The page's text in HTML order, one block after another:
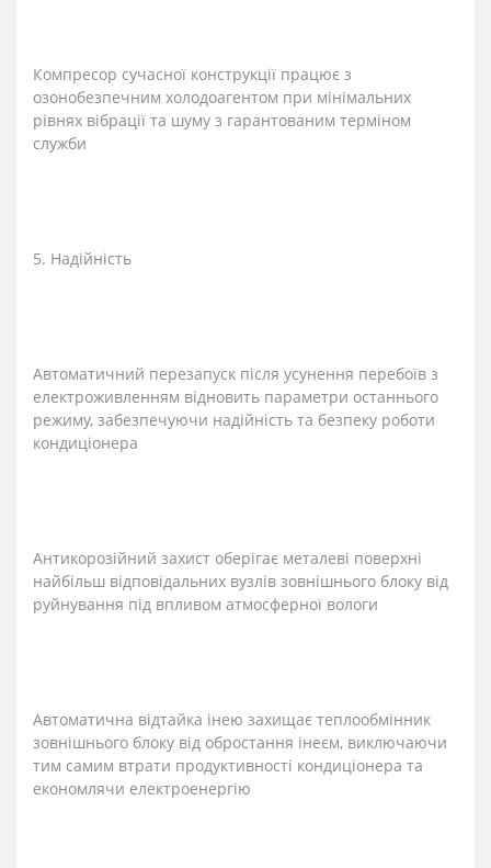
Компресор сучасної конструкції працює з
озонобезпечним холодоагентом при мінімальних
рівнях вібрації та шуму з гарантованим терміном
служби
5. Надійність
Автоматичний перезапуск після усунення перебоїв з
електроживленням відновить параметри останнього
режиму, забезпечуючи надійність та безпеку роботи
кондиціонера
Антикорозійний захист оберігає металеві поверхні
найбільш відповідальних вузлів зовнішнього блоку від
руйнування під впливом атмосферної вологи
Автоматична відтайка інею захищає теплообмінник
зовнішнього блоку від обростання інеєм, виключаючи
тим самим втрати продуктивності кондиціонера та
економлячи електроенергію